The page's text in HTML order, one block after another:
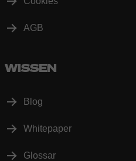
AGB
WISSEN
Blog
Whitepaper
Glossar